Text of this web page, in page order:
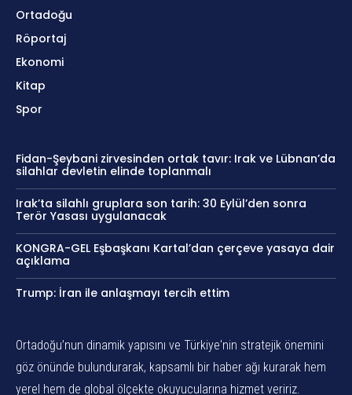
Ortadoğu
Röportaj
Ekonomi
Kitap
Spor
Fidan-Şeybani zirvesinden ortak tavır: Irak ve Lübnan’da
silahlar devletin elinde toplanmalı
Irak’ta silahlı gruplara son tarih: 30 Eylül’den sonra
Terör Yasası uygulanacak
KONGRA-GEL Eşbaşkanı Kartal’dan çerçeve yasaya dair
açıklama
Trump: İran ile anlaşmayı tercih ettim
Ortadoğu’nun dinamik yapısını ve Türkiye'nin stratejik önemini
göz önünde bulundurarak, kapsamlı bir haber ağı kurarak hem
yerel hem de global ölçekte okuyucularına hizmet veririz.